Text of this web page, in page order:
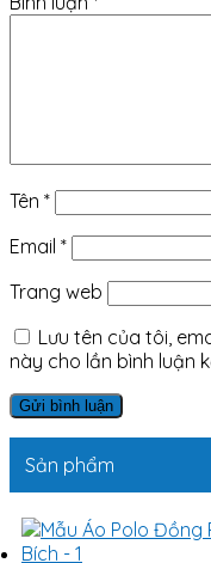
Tên *
Email *
Trang web
Lưu tên của tôi,
này cho lần bình luận
Sản phẩm